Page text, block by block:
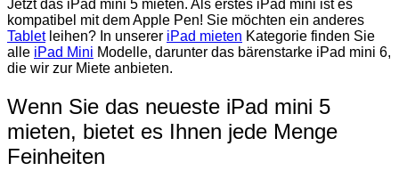
Jetzt das iPad mini 5 mieten. Als erstes iPad mini ist es
kompatibel mit dem Apple Pen! Sie möchten ein anderes
Tabletleihen? In unserer iPad mieten Kategorie finden Sie
alle iPad Mini Modelle, darunter das bärenstarke iPad mini 6,
die wir zur Miete anbieten.
Wenn Sie das neueste iPad mini 5
mieten, bietet es Ihnen jede Menge
Feinheiten